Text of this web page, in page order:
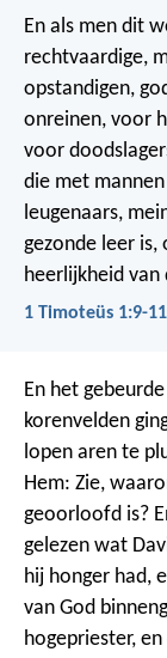
En als men dit
rechtvaardige,
opstandigen,
onreinen, voor
voor
die met
leugenaars,
gezonde leer is,
heerlijkheid
1 Timoteüs 1:9-11
En het
korenvelden
lopen aren te
Hem: Zie,
geoorloofd is?
gelezen wat
hij honger had,
van God
hogepriester,